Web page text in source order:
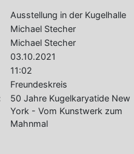
Ausstellung in der Kugelhalle
Michael Stecher
Michael Stecher
03.10.2021
11:02
Freundeskreis
50 Jahre Kugelkaryatide New
York - Vom Kunstwerk zum
Mahnmal